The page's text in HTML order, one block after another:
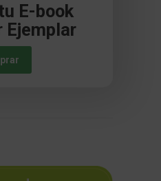
E-book
Ejemplar